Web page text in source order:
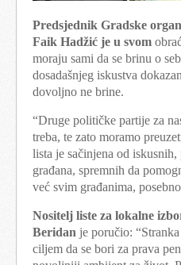
Predsjednik Gradske
Faik Hadžić je u svom
moraju sami da se brinu o
dosadašnjeg iskustva
dovoljno ne brine.
“Druge političke partije za
treba, te zato moramo
lista je sačinjena od
građana, spremnih da
već svim građanima,
Nositelj liste za lokalne
Beridan je poručio:
ciljem da se bori za prava